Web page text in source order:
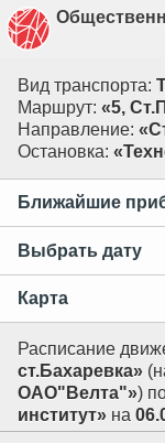
Вид транспорта:
Маршрут: «5,
Направление:
Остановка:
Ближайшие
Выбрать дату
Карта
Расписание
ст.Бахаревка»
ОАО"Велта"»)
институт» на